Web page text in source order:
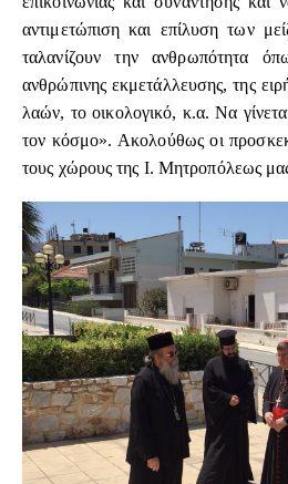
αντιμετώπιση και επίλυση των
ταλανίζουν την ανθρωπότητα
ανθρώπινης εκμετάλλευσης, της
λαών, το οικολογικό, κ.α. Να
τον κόσμο». Ακολούθως οι
τους χώρους της Ι. Μητροπόλεως